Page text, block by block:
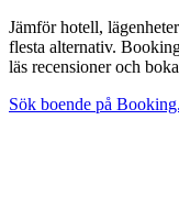
Jämför hotell,
flesta alternativ.
läs recensioner och
Sök boende på